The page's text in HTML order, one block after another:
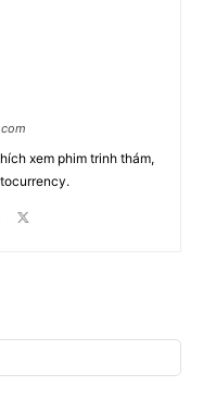
xem phim trinh thám,